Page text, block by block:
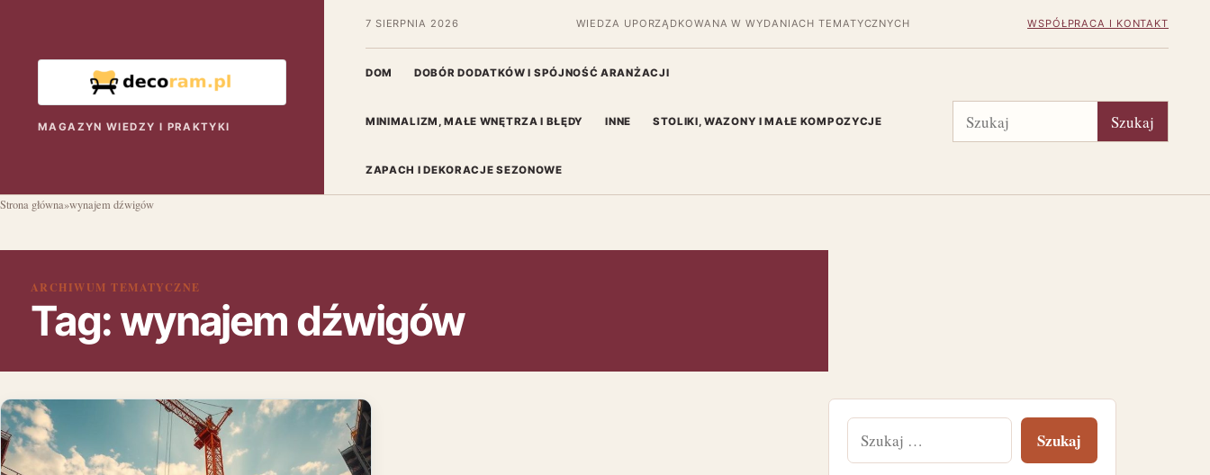
MAGAZYN WIEDZY I PRAKTYKI
7 SIERPNIA 2026 WIEDZA UPORZĄDKOWANA W WYDANIACH TEMATYCZNYCH WSPÓŁPRACA I KONTAKT
DOM DOBÓR DODATKÓW I SPÓJNOŚĆ ARANŻACJI
MINIMALIZM, MAŁE WNĘTRZA I BŁĘDY INNE STOLIKI, WAZONY I MAŁE KOMPOZYCJE
ZAPACH I DEKORACJE SEZONOWE
Szukaj Szukaj
Strona główna»wynajem dźwigów
ARCHIWUM TEMATYCZNE
Tag: wynajem dźwigów